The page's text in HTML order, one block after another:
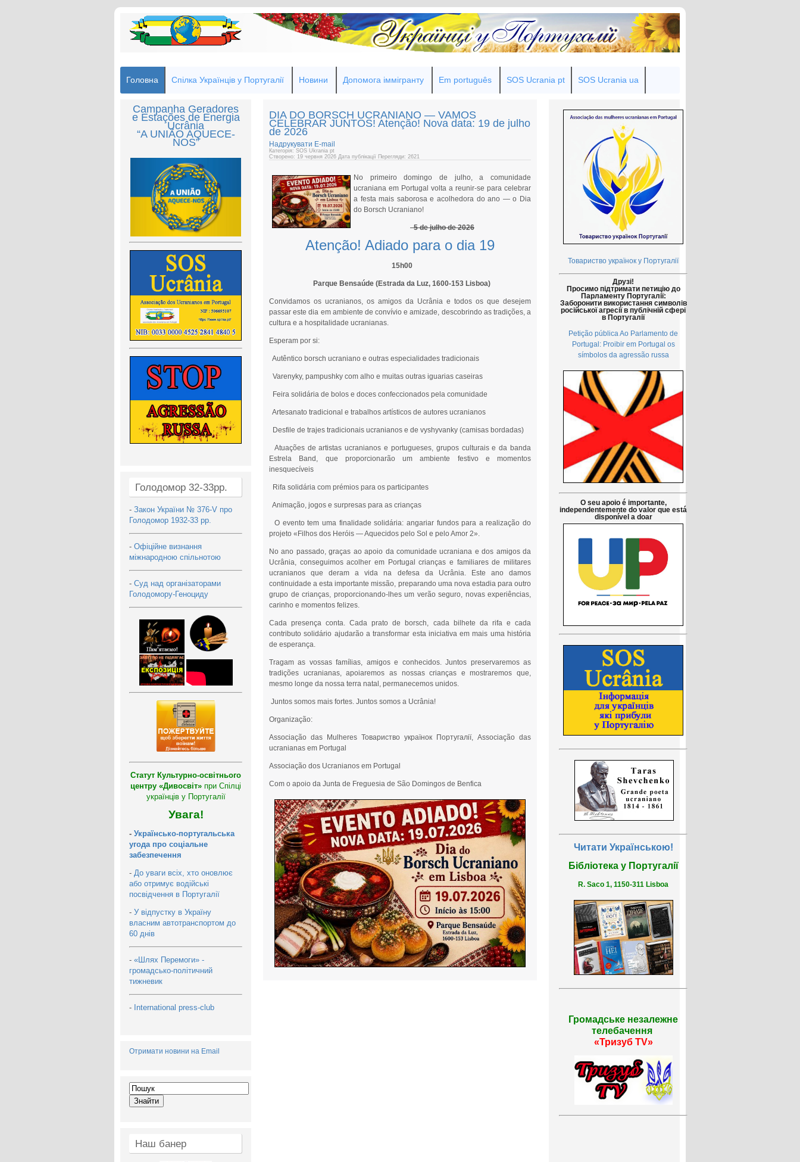
Головна Спілка Українців у Португалії Новини Допомога іммігранту Em português SOS Ucrania pt SOS Ucrania ua
Campanha Geradores
e Estações de Energia
Ucrânia
“A UNIÃO AQUECE-
NOS”
Голодомор 32-33рр.
- Закон України № 376-V про
Голодомор 1932-33 рр.
- Офіційне визнання
міжнародною спільнотою
- Суд над організаторами
Голодомору-Геноциду
Статут Культурно-освітнього
центру «Дивосвіт» при Спілці
українців у Португалії
Увага!
- Українсько-португальська
угода про соціальне
забезпечення
- До уваги всіх, хто оновлює
або отримує водійські
посвідчення в Португалії
- У відпустку в Україну
власним автотранспортом до
60 днів
- «Шлях Перемоги» -
громадсько-політичний
тижневик
- International press-club
Отримати новини на Email
Наш банер
DIA DO BORSCH UCRANIANO — VAMOS
CELEBRAR JUNTOS! Atenção! Nova data: 19 de julho
de 2026
Надрукувати E-mail
Категорія: SOS Ukrania pt
Створено: 19 червня 2026 Дата публікації Перегляди: 2621
No primeiro domingo de julho, a comunidade
ucraniana em Portugal volta a reunir-se para celebrar
a festa mais saborosa e acolhedora do ano — o Dia
do Borsch Ucraniano!
5 de julho de 2026
Atenção! Adiado para o dia 19
15h00
Parque Bensaúde (Estrada da Luz, 1600-153 Lisboa)
Convidamos os ucranianos, os amigos da Ucrânia e todos os que desejem
passar este dia em ambiente de convívio e amizade, descobrindo as tradições, a
cultura e a hospitalidade ucranianas.
Esperam por si:
Autêntico borsch ucraniano e outras especialidades tradicionais
Varenyky, pampushky com alho e muitas outras iguarias caseiras
Feira solidária de bolos e doces confeccionados pela comunidade
Artesanato tradicional e trabalhos artísticos de autores ucranianos
Desfile de trajes tradicionais ucranianos e de vyshyvanky (camisas bordadas)
Atuações de artistas ucranianos e portugueses, grupos culturais e da banda
Estrela Band, que proporcionarão um ambiente festivo e momentos
inesquecíveis
Rifa solidária com prémios para os participantes
Animação, jogos e surpresas para as crianças
O evento tem uma finalidade solidária: angariar fundos para a realização do
projeto «Filhos dos Heróis — Aquecidos pelo Sol e pelo Amor 2».
No ano passado, graças ao apoio da comunidade ucraniana e dos amigos da
Ucrânia, conseguimos acolher em Portugal crianças e familiares de militares
ucranianos que deram a vida na defesa da Ucrânia. Este ano damos
continuidade a esta importante missão, preparando uma nova estadia para outro
grupo de crianças, proporcionando-lhes um verão seguro, novas experiências,
carinho e momentos felizes.
Cada presença conta. Cada prato de borsch, cada bilhete da rifa e cada
contributo solidário ajudarão a transformar esta iniciativa em mais uma história
de esperança.
Tragam as vossas famílias, amigos e conhecidos. Juntos preservaremos as
tradições ucranianas, apoiaremos as nossas crianças e mostraremos que,
mesmo longe da nossa terra natal, permanecemos unidos.
Juntos somos mais fortes. Juntos somos a Ucrânia!
Organização:
Associação das Mulheres Товариство українок Португалії, Associação das
ucranianas em Portugal
Associação dos Ucranianos em Portugal
Com o apoio da Junta de Freguesia de São Domingos de Benfica
Товариство українок у Португалії
Друзі!
Просимо підтримати петицію до
Парламенту Португалії:
Заборонити використання символів
російської агресії в публічній сфері
в Португалії
Petição pública Ao Parlamento de
Portugal: Proibir em Portugal os
símbolos da agressão russa
O seu apoio é importante,
independentemente do valor que está
disponível a doar
Читати Українською!
Бібліотека у Португалії
R. Saco 1, 1150-311 Lisboa
Громадське незалежне
телебачення
«Тризуб TV»